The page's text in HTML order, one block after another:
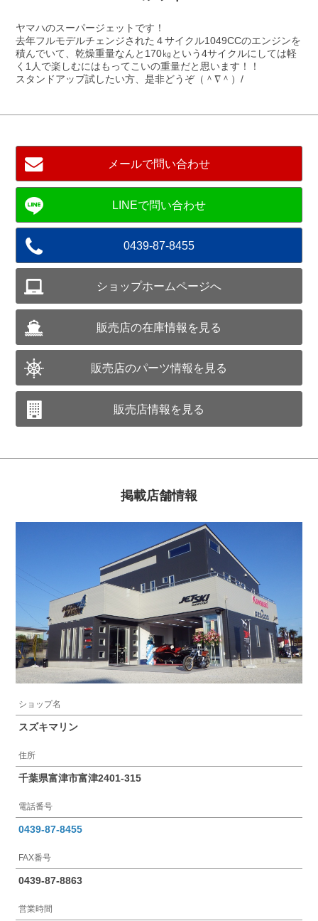
ヤマハのスーパージェットです！
去年フルモデルチェンジされた４サイクル1049CCのエンジンを
積んでいて、乾燥重量なんと170㎏という4サイクルにしては軽
く1人で楽しむにはもってこいの重量だと思います！！
スタンドアップ試したい方、是非どうぞ（＾∇＾）/
メールで問い合わせ
0439-87-8455
ショップホームページへ
販売店の在庫情報を見る
販売店のパーツ情報を見る
販売店情報を見る
掲載店舗情報
ショップ名
スズキマリン
住所
千葉県富津市富津2401-315
電話番号
0439-87-8455
FAX番号
0439-87-8863
営業時間